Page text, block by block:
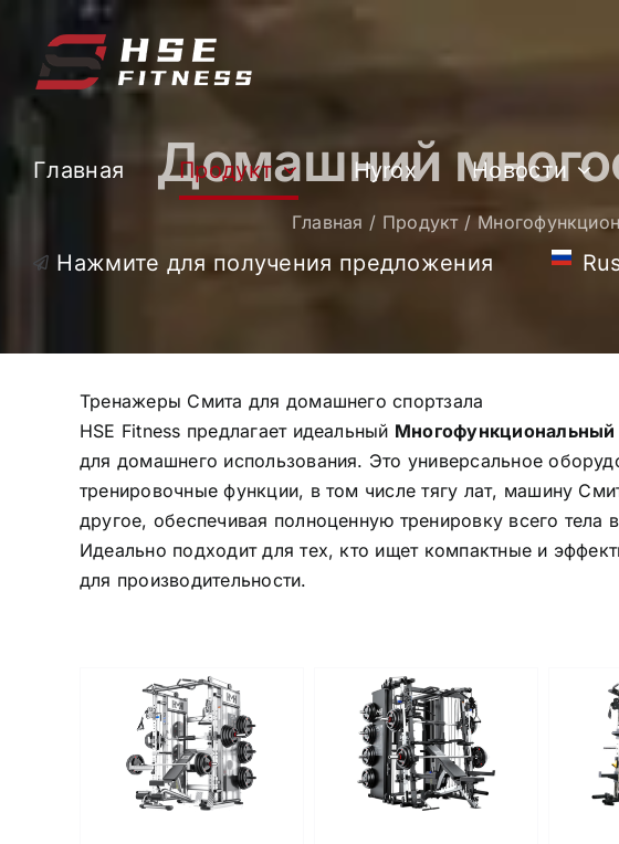
содержанию
Главная Продукт Hyrox Новости
Нажмите для получения предложения
Домашний
Главная Продукт
Тренажеры Смита для домашнего спортзала
HSE Fitness предлагает идеальный
для домашнего использования. Это универсальное
тренировочные функции, в том числе тягу лат, машину
другое, обеспечивая полноценную тренировку всего
Идеально подходит для тех, кто ищет компактные и
для производительности.